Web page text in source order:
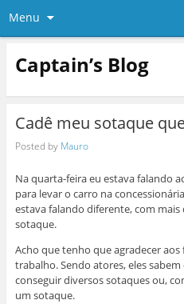
Menu
Captain’s Blog
Cadê meu sotaque
Posted by Mauro
Na quarta-feira eu estava falando
para levar o carro na
estava falando diferente, com
sotaque.
Acho que tenho que agradecer
trabalho. Sendo atores, eles
conseguir diversos sotaques ou,
um sotaque.